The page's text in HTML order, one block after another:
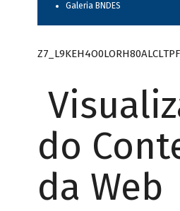
Galeria BNDES
do
da Web